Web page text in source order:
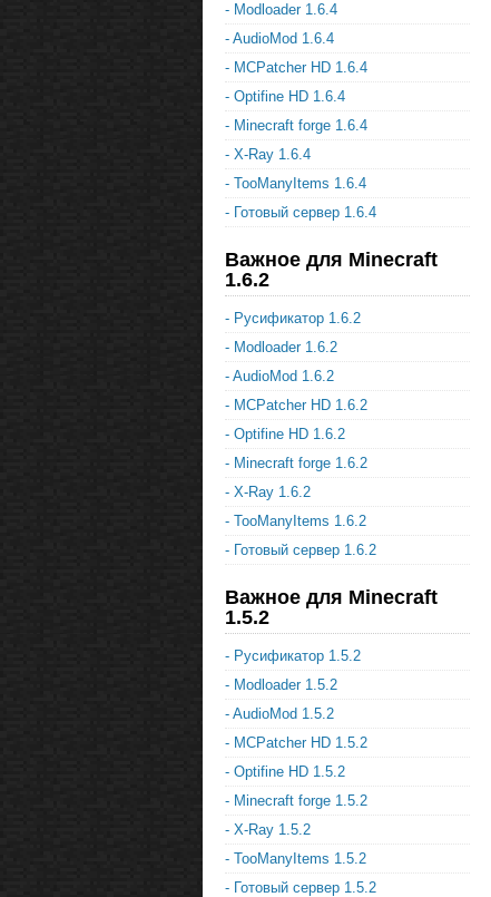
- Modloader 1.6.4
- AudioMod 1.6.4
- MCPatcher HD 1.6.4
- Optifine HD 1.6.4
- Minecraft forge 1.6.4
- X-Ray 1.6.4
- TooManyItems 1.6.4
- Готовый сервер 1.6.4
Важное для Minecraft
1.6.2
- Русификатор 1.6.2
- Modloader 1.6.2
- AudioMod 1.6.2
- MCPatcher HD 1.6.2
- Optifine HD 1.6.2
- Minecraft forge 1.6.2
- X-Ray 1.6.2
- TooManyItems 1.6.2
- Готовый сервер 1.6.2
Важное для Minecraft
1.5.2
- Русификатор 1.5.2
- Modloader 1.5.2
- AudioMod 1.5.2
- MCPatcher HD 1.5.2
- Optifine HD 1.5.2
- Minecraft forge 1.5.2
- X-Ray 1.5.2
- TooManyItems 1.5.2
- Готовый сервер 1.5.2